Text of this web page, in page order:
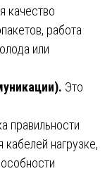
качество
работа
или
Это
правильности
кабелей нагрузке,